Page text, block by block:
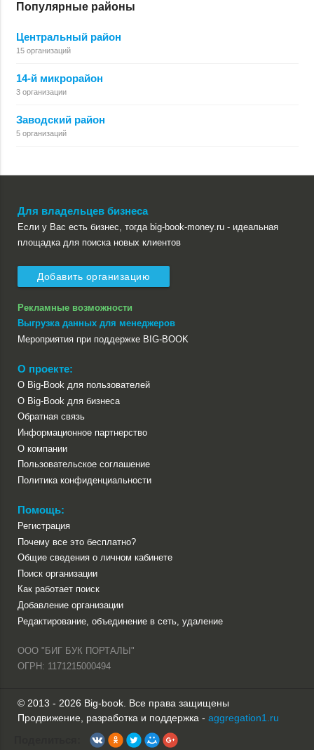
Популярные районы
Центральный район
15 организаций
14-й микрорайон
3 организации
Заводский район
5 организаций
Для владельцев бизнеса
Если у Вас есть бизнес, тогда big-book-money.ru - идеальная
площадка для поиска новых клиентов
Добавить организацию
Рекламные возможности
Выгрузка данных для менеджеров
Мероприятия при поддержке BIG-BOOK
О проекте:
О Big-Book для пользователей
О Big-Book для бизнеса
Обратная связь
Информационное партнерство
О компании
Пользовательское соглашение
Политика конфиденциальности
Помощь:
Регистрация
Почему все это бесплатно?
Общие сведения о личном кабинете
Поиск организации
Как работает поиск
Добавление организации
Редактирование, объединение в сеть, удаление
ООО "БИГ БУК ПОРТАЛЫ"
ОГРН: 1171215000494
© 2013 - 2026 Big-book. Все права защищены
Продвижение, разработка и поддержка - aggregation1.ru